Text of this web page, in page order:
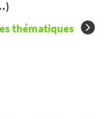
thématiques